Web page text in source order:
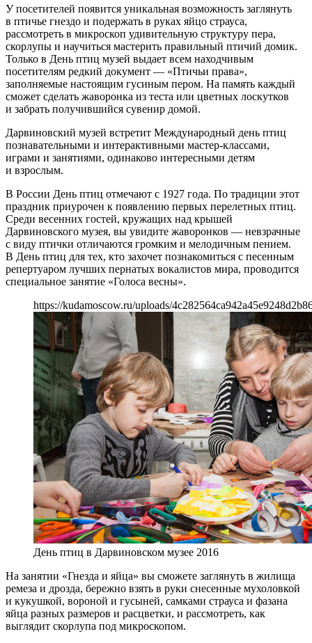
У посетителей появится уникальная возможность заглянуть
в птичье гнездо и подержать в руках яйцо страуса,
рассмотреть в микроскоп удивительную структуру пера,
скорлупы и научиться мастерить правильный птичий домик.
Только в День птиц музей выдает всем находчивым
посетителям редкий документ — «Птичьи права»,
заполняемые настоящим гусиным пером. На память каждый
сможет сделать жаворонка из теста или цветных лоскутков
и забрать получившийся сувенир домой.
Дарвиновский музей встретит Международный день птиц
познавательными и интерактивными мастер-классами,
играми и занятиями, одинаково интересными детям
и взрослым.
В России День птиц отмечают с 1927 года. По традиции этот
праздник приурочен к появлению первых перелетных птиц.
Среди весенних гостей, кружащих над крышей
Дарвиновского музея, вы увидите жаворонков — невзрачные
с виду птички отличаются громким и мелодичным пением.
В День птиц для тех, кто захочет познакомиться с песенным
репертуаром лучших пернатых вокалистов мира, проводится
специальное занятие «Голоса весны».
https://kudamoscow.ru/uploads/
День птиц в Дарвиновском музее 2016
На занятии «Гнезда и яйца» вы сможете заглянуть в жилища
ремеза и дрозда, бережно взять в руки снесенные мухоловкой
и кукушкой, вороной и гусыней, самками страуса и фазана
яйца разных размеров и расцветки, и рассмотреть, как
выглядит скорлупа под микроскопом.